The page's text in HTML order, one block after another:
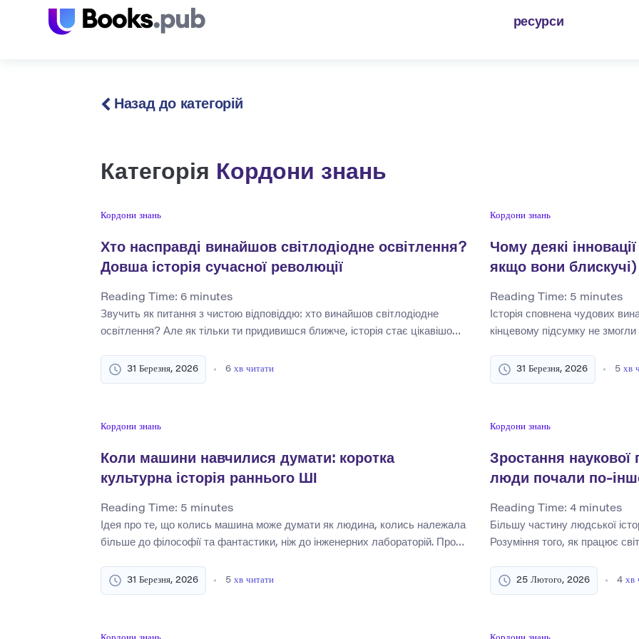
ресурси
Назад до категорій
Категорія Кордони знань
Кордони знань
Хто насправді винайшов світлодіодне освітлення?
Довша історія сучасної революції
Reading Time: 6 minutes
Звучить як питання з чистою відповіддю: хто винайшов світлодіодне
освітлення? Але як тільки ти придивишся ближче, історія стає цікавішою.
ланцюжок відкриттів, невдалих обмежень, практичні вдосконалення та
один важливий прорив, який нарешті перетворив науковий ефект на
31 Березня, 2026 6 хв читати
Кордони знань
Чому деякі
якщо вони блискучі)
Reading Time: 5 minutes
Історія сповнена чудових
кінцевому підсумку не
пропонуючи інноваційні
геніальних ідей ніколи не
31 Березня, 2026 5 хв
Кордони знань
Коли машини навчилися думати: коротка
культурна історія раннього ШІ
Reading Time: 5 minutes
Ідея про те, що колись машина може думати як людина, колись належала
більше до філософії та фантастики, ніж до інженерних лабораторій. Проте
спекуляцій до практичного експериментування. Штучний інтелект не
з’явився раптово з сучасними системами машинного навчання; Швидше,
31 Березня, 2026 5 хв читати
Кордони знань
Зростання наукової
люди почали по-
Reading Time: 4 minutes
Більшу частину людської
Розуміння того, як працює
традицію, авторитет і
баланс почав змінюватися.
25 Лютого, 2026 4 хв